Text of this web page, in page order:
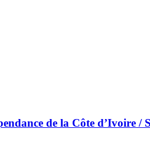
de la Côte d’Ivoire